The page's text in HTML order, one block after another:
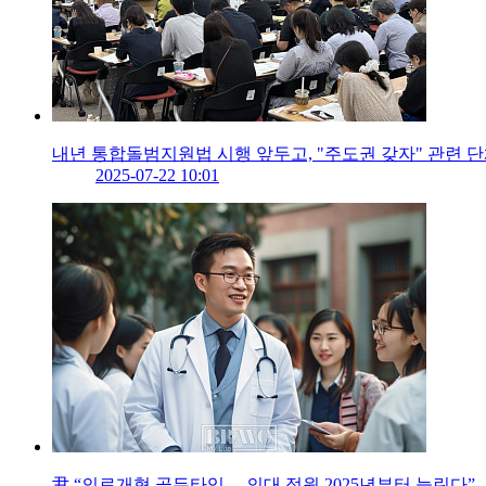
내년 통합돌범지원법 시행 앞두고, "주도권 갖자" 관련
2025-07-22 10:01